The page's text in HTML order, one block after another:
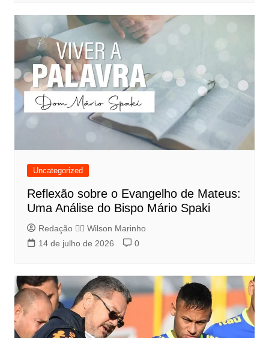
Uncategorized
Reflexão sobre o Evangelho de Mateus:
Uma Análise do Bispo Mário Spaki
Redação 👨‍⚖️​ Wilson Marinho
14 de julho de 2026
0